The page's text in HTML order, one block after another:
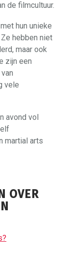
de filmcultuur.
hun unieke
hebben niet
maar ook
zijn een
vele
avond vol
martial arts
OVER